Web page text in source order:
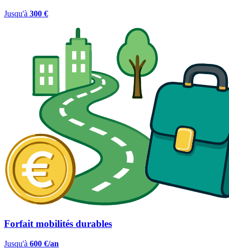
Jusqu'à 300 €
Forfait mobilités durables
Jusqu'à 600 €/an